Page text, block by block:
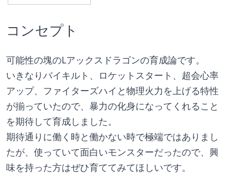
コンセプト
可能性の塊のLアックスドラゴンの育成論です。
いきなりバイキルト、ロケットスタート、超会心率
アップ、ファイターズハイと物理火力を上げる特性
が揃っていたので、暴力の化身になってくれること
を期待して育成しました。
期待通りに働く時と働かない時で極端ではありまし
たが、使っていて面白いモンスターだったので、興
味を持った方はぜひ育ててみてほしいです。